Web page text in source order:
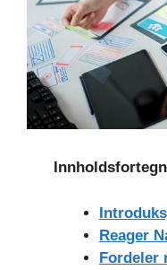
Reager
Fordeler